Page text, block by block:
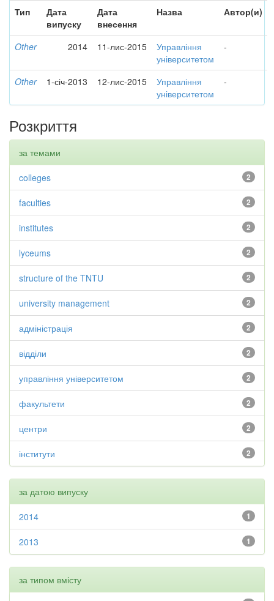
Тип
Дата
випуску
Дата
внесення
Назва Автор(и)
Other 2014 11-лис-2015
Управління
університетом
-
Other 1-січ-2013 12-лис-2015
Управління
університетом
-
Розкриття
за темами
2
colleges
2
faculties
2
institutes
2
lyceums
2
structure of the TNTU
2
university management
2
адміністрація
2
відділи
2
управління університетом
2
факультети
2
центри
2
інститути
за датою випуску
1
2014
1
2013
за типом вмісту